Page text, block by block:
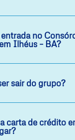
no
Ilhéus – BA?
sair do grupo?
carta de crédito